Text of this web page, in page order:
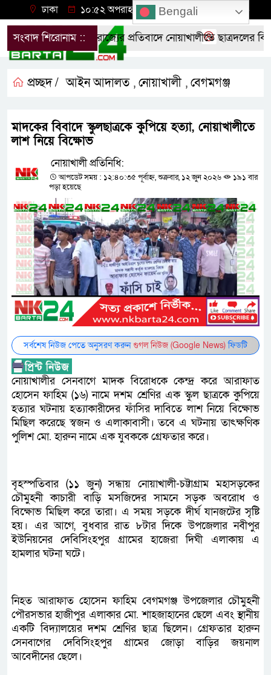
ঢাকা ১০:৫২ অপরাহ্ন, বৃহস্পতিবার, ০৬ অগাস্ট ২০২৬
সংবাদ শিরোনাম ::
মব সন্ত্রাস ও নৈরাজ্যের প্রতিবাদে নোয়াখালীতে ছাত্রদলের বিক্ষোভ
প্রচ্ছদ / আইন আদালত , নোয়াখালী , বেগমগঞ্জ
মাদকের বিবাদে স্কুলছাত্রকে কুপিয়ে হত্যা, নোয়াখালীতে
লাশ নিয়ে বিক্ষোভ
নোয়াখালী প্রতিনিধি:
আপডেট সময় : ১২:৪০:৩৫ পূর্বাহ্ন, শুক্রবার, ১২ জুন ২০২৬
১৯১ বার
পড়া হয়েছে
সর্বশেষ নিউজ পেতে অনুসরণ করুনগুগল নিউজ (Google News)ফিডটি
নোয়াখালীর সেনবাগে মাদক বিরোধকে কেন্দ্র করে আরাফাত
হোসেন ফাহিম (১৬) নামে দশম শ্রেণির এক স্কুল ছাত্রকে কুপিয়ে
হত্যার ঘটনায় হত্যাকারীদের ফাঁসির দাবিতে লাশ নিয়ে বিক্ষোভ
মিছিল করেছে স্বজন ও এলাকাবাসী। তবে এ ঘটনায় তাৎক্ষণিক
পুলিশ মো. হারুন নামে এক যুবককে গ্রেফতার করে।
বৃহস্পতিবার (১১ জুন) সন্ধায় নোয়াখালী-চট্টাগ্রাম মহাসড়কের
চৌমুহনী কাচারী বাড়ি মসজিদের সামনে সড়ক অবরোধ ও
বিক্ষোভ মিছিল করে তারা। এ সময় সড়কে দীর্ঘ যানজটের সৃষ্টি
হয়। এর আগে, বুধবার রাত ৮টার দিকে উপজেলার নবীপুর
ইউনিয়নের দেবিসিংহপুর গ্রামের হাজেরা দিঘী এলাকায় এ
হামলার ঘটনা ঘটে।
নিহত আরাফাত হোসেন ফাহিম বেগমগঞ্জ উপজেলার চৌমুহনী
পৌরসভার হাজীপুর এলাকার মো. শাহজাহানের ছেলে এবং স্থানীয়
একটি বিদ্যালয়ের দশম শ্রেণির ছাত্র ছিলেন। গ্রেফতার হারুন
সেনবাগের দেবিসিংহপুর গ্রামের জোড়া বাড়ির জয়নাল
আবেদীনের ছেলে।
Bengali